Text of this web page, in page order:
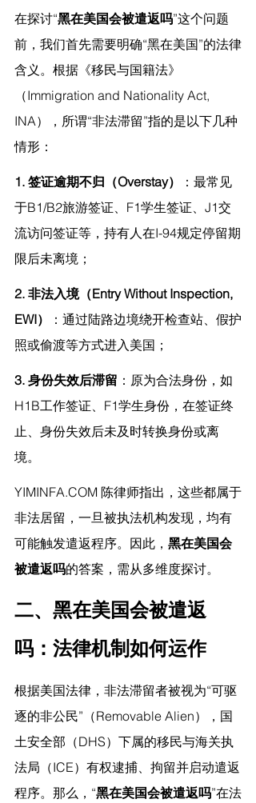
在探讨“黑在美国会被遣返吗”这个问题
前，我们首先需要明确“黑在美国”的法律
含义。根据《移民与国籍法》
（Immigration and Nationality Act,
INA），所谓“非法滞留”指的是以下几种
情形：
1. 签证逾期不归（Overstay）
：最常见
于B1/B2旅游签证、F1学生签证、J1交
流访问签证等，持有人在I-94规定停留期
限后未离境；
2. 非法入境（Entry Without Inspection,
EWI）
：通过陆路边境绕开检查站、假护
照或偷渡等方式进入美国；
3. 身份失效后滞留 ：原为合法身份，如
H1B工作签证、F1学生身份，在签证终
止、身份失效后未及时转换身份或离
境。
YIMINFA.COM 陈律师指出， 这些都属于
非法居留，一旦被执法机构发现，均有
可能触发遣返程序。因此， 黑在美国会
被遣返吗的答案，需从多维度探讨。
二、黑在美国会被遣返
吗：法律机制如何运作
根据美国法律，非法滞留者被视为“可驱
逐的非公民”（Removable Alien），国
土安全部（DHS）下属的移民与海关执
法局（ICE）有权逮捕、拘留并启动遣返
程序。那么，“黑在美国会被遣返吗”在法